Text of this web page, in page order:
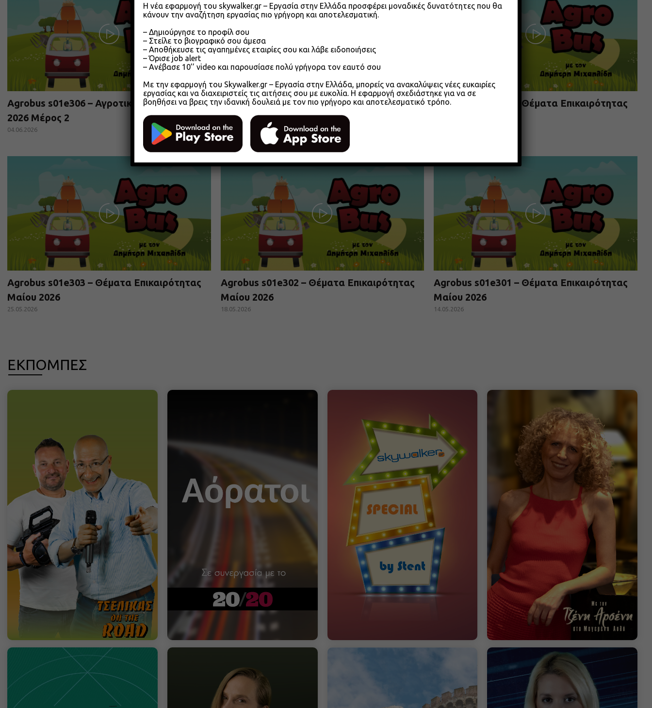
Agrobus s01e306 – Αγροτικά Επιμελητήρια
2026 Μέρος 2
04.06.2026
Agrobus s01e305 – Αγροτικά Επιμελητήρια
2026 Μέρος 1
26.05.2026
Agrobus s01e304 – Θέματα Επικαιρότητας
Agrobus s01e303 – Θέματα Επικαιρότητας
Μαίου 2026
25.05.2026
Agrobus s01e302 – Θέματα Επικαιρότητας
Μαίου 2026
18.05.2026
Agrobus s01e301 – Θέματα Επικαιρότητας
Μαίου 2026
14.05.2026
ΕΚΠΟΜΠΕΣ
Η νέα εφαρμογή του skywalker.gr – Εργασία στην Ελλάδα προσφέρει μοναδικές δυνατότητες που θα
κάνουν την αναζήτηση εργασίας πιο γρήγορη και αποτελεσματική.
– Δημιούργησε το προφίλ σου
– Στείλε το βιογραφικό σου άμεσα
– Αποθήκευσε τις αγαπημένες εταιρίες σου και λάβε ειδοποιήσεις
– Όρισε job alert
– Ανέβασε 10’’ video και παρουσίασε πολύ γρήγορα τον εαυτό σου
Με την εφαρμογή του Skywalker.gr – Εργασία στην Ελλάδα, μπορείς να ανακαλύψεις νέες ευκαιρίες
εργασίας και να διαχειριστείς τις αιτήσεις σου με ευκολία. Η εφαρμογή σχεδιάστηκε για να σε
βοηθήσει να βρεις την ιδανική δουλειά με τον πιο γρήγορο και αποτελεσματικό τρόπο.